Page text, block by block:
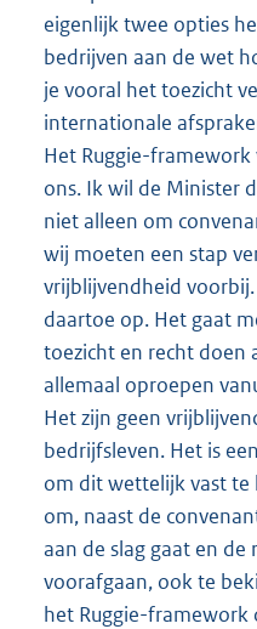
eigenlijk twee opties
bedrijven aan de wet
je vooral het toezicht
internationale
Het Ruggie-
ons. Ik wil de Minister
niet alleen om
wij moeten een stap
vrijblijvendheid
daartoe op. Het gaat
toezicht en recht doen
allemaal oproepen
Het zijn geen
bedrijfsleven. Het is
om dit wettelijk vast te
om, naast de
aan de slag gaat en de
voorafgaan, ook te
het Ruggie-